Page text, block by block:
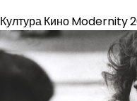
КултураКиноModernity